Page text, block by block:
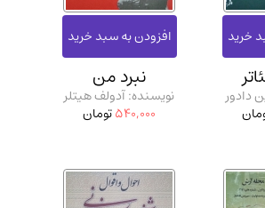
دادور
نبرد من
نویسنده: آدولف هیتلر
540,000تومان